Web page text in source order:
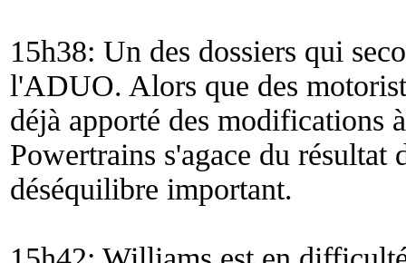
15h38: Un des dossiers qui
l'ADUO. Alors que des
déjà apporté des modifications
Powertrains s'agace du
déséquilibre important.